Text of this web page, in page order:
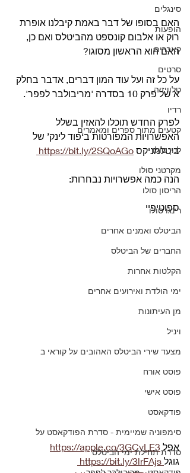
סינגלים
הופעות
קאברים
סרטים
טלוויזיה
רדיו
קטעים מתוך ספרים ומאמרים
לנון סולו
מקרטני סולו
הריסון סולו
רינגו סולו
הביטלס ואמנים אחרים
החברים של הביטלס
הקלטות אחרות
ימי הולדת ואירועים אחרים
מן העיתונות
ויניל
מצעד שירי הביטלס האהובים על קוראי ב
פוסט אורח
פוסט אישי
פודקאסט
סימפוניה שמיימית - סדרת הפודקאסט על
סדרת תחילת ימי הביטלס
האם בסופו של דבר באמת קיבלנו אופרת
רוק או אלבום קונספט מהביטלס ואם כן,
האם הוא הראשון מסוגו?
על כל זה ועל עוד המון דברים, אדבר בחלק
א של פרק 10 בסדרה 'מריבולבר לפפר'.
לפרק החדש תוכלו להאזין בשלל
האפשרויות המפורטות ב‘פוד לינק’ של
ביטלמניקס https://bit.ly/2SQoAGo
הנה כמה אפשרויות נבחרות:
ספוטיפיי
אפל https://apple.co/3GCyLE3
גוגל